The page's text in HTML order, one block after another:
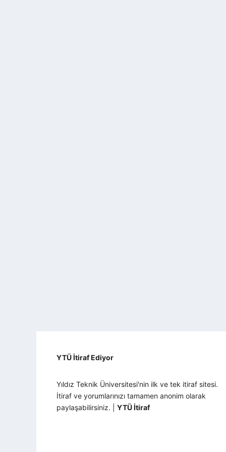
YTÜ İtiraf Ediyor
Yıldız Teknik Üniversitesi'nin ilk ve tek itiraf sitesi.
İtiraf ve yorumlarınızı tamamen anonim olarak
paylaşabilirsiniz. | YTÜ İtiraf